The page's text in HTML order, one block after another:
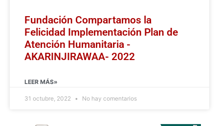
Fundación Compartamos la
Felicidad Implementación Plan de
Atención Humanitaria -
AKARINJIRAWAA- 2022
LEER MÁS»
31 octubre, 2022 No hay comentarios